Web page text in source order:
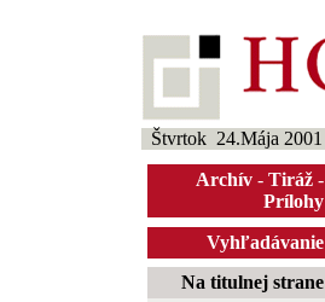
Štvrtok 24.Mája 2001
Archív - Tiráž -
Prílohy
Vyhľadávanie
Na titulnej strane